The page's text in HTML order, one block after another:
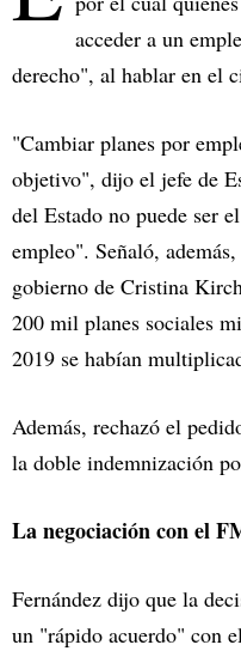
acceder a un
derecho", al hablar en el
"Cambiar planes por
objetivo", dijo el jefe de
del Estado no puede ser
empleo". Señaló,
gobierno de Cristina
200 mil planes sociales
2019 se habían
Además, rechazó el
la doble indemnización
La negociación con el
Fernández dijo que la
un "rápido acuerdo" con